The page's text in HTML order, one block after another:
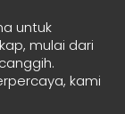
untuk
mulai dari
kami